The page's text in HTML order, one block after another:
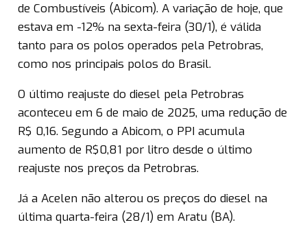
de Combustíveis (Abicom). A variação de hoje, que
estava em -12% na sexta-feira (30/1), é válida
tanto para os polos operados pela Petrobras,
como nos principais polos do Brasil.
O último reajuste do diesel pela Petrobras
aconteceu em 6 de maio de 2025, uma redução de
R$ 0,16. Segundo a Abicom, o PPI acumula
aumento de R$0,81 por litro desde o último
reajuste nos preços da Petrobras.
Já a Acelen não alterou os preços do diesel na
última quarta-feira (28/1) em Aratu (BA).